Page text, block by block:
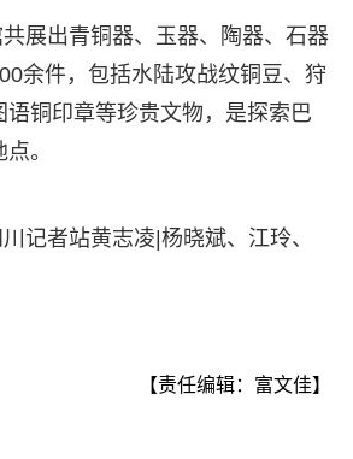
展出青铜器、玉器、陶器、石器
余件，包括水陆攻战纹铜豆、狩
语铜印章等珍贵文物，是探索巴
。
川记者站黄志凌|杨晓斌、江玲、
【责任编辑：富文佳】